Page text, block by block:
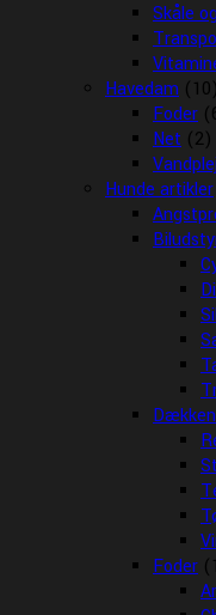
Skåle
Havedam (10)
Foder
Net (2)
Hunde artikler
Foder